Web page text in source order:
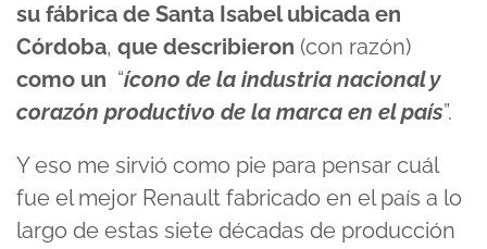
su fábrica de Santa Isabel ubicada en
Córdoba, que describieron (con razón)
como un “ícono de la industria nacional y
corazón productivo de la marca en el país”.
Y eso me sirvió como pie para pensar cuál
fue el mejor Renault fabricado en el país a lo
largo de estas siete décadas de producción